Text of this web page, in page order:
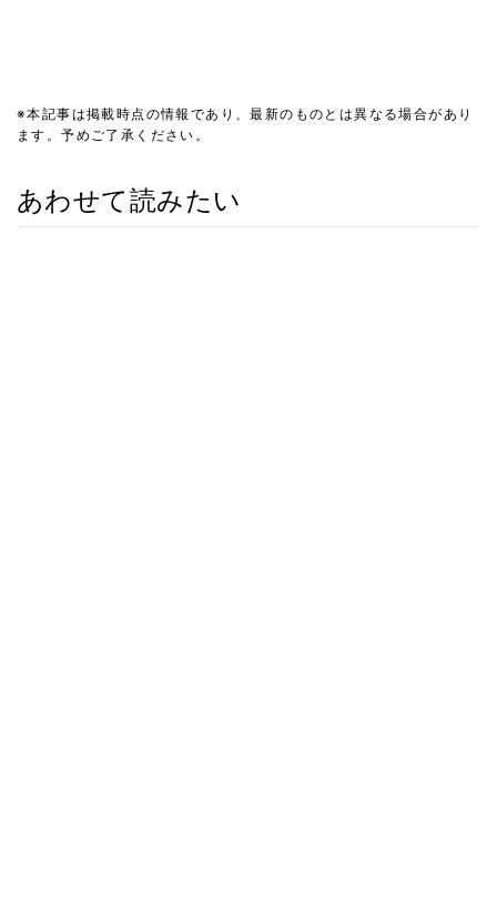
※本記事は掲載時点の情報であり、最新のものとは異なる場合があり
ます。予めご了承ください。
あわせて読みたい